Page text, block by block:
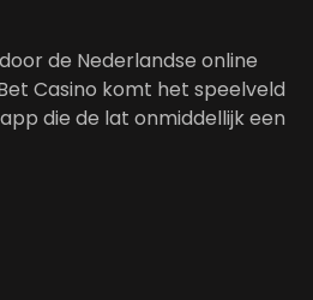
de Nederlandse online
Casino komt het speelveld
die de lat onmiddellijk een